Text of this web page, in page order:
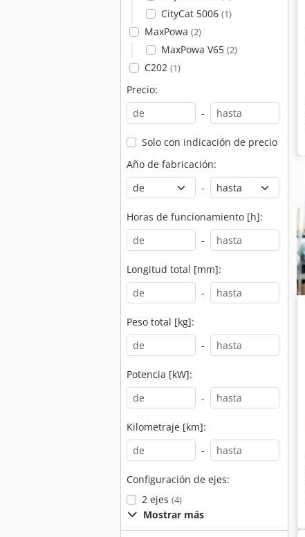
CityCat 5006 (1)
MaxPowa (2)
MaxPowa V65 (2)
C202 (1)
Precio:
-
Solo con indicación de precio
Año de fabricación:
-
Horas de funcionamiento [h]:
-
Longitud total [mm]:
-
Peso total [kg]:
-
Potencia [kW]:
-
Kilometraje [km]:
-
Configuración de ejes:
2 ejes (4)
Mostrar más